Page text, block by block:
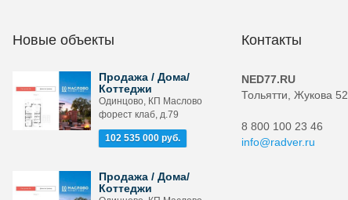
Новые объекты
Продажа / Дома/
Коттеджи
Одинцово, КП Маслово
форест клаб, д.79
102 535 000 руб.
Продажа / Дома/
Коттеджи
Контакты
NED77.RU
Тольятти, Жукова 52
8 800 100 23 46
info@radver.ru